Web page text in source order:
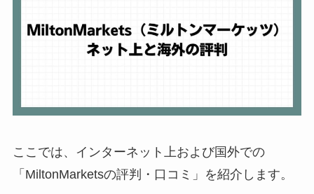
ここでは、インターネット上および国外での
「MiltonMarketsの評判・口コミ」を紹介します。